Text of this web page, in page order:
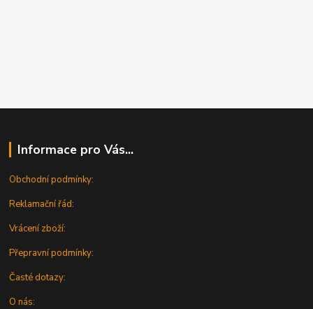
Informace pro Vás...
Obchodní podmínky:
Reklamační řád:
Vrácení zboží:
Přepravní podmínky:
Časté dotazy:
O nás: